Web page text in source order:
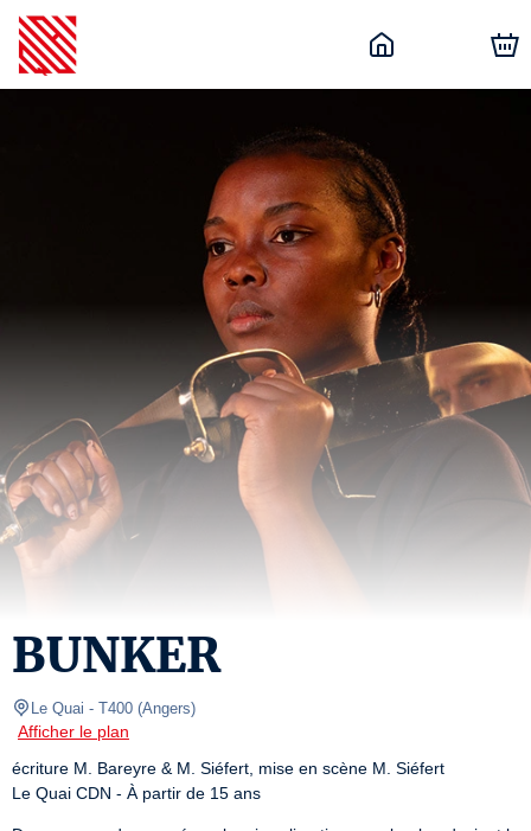
BUNKER
Le Quai - T400 (Angers)
Afficher le plan
écriture M. Bareyre & M. Siéfert, mise en scène M. Siéfert
Le Quai CDN - À partir de 15 ans